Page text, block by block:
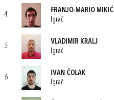
4
FRANJO-MARIO MIKIĆ
Igrač
5
VLADIMIR KRALJ
Igrač
6
IVAN ČOLAK
Igrač